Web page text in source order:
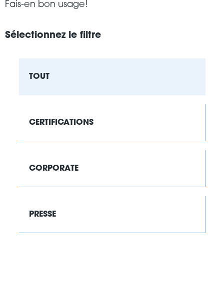
Fais-en bon usage!
Sélectionnez le filtre
TOUT
CERTIFICATIONS
CORPORATE
PRESSE